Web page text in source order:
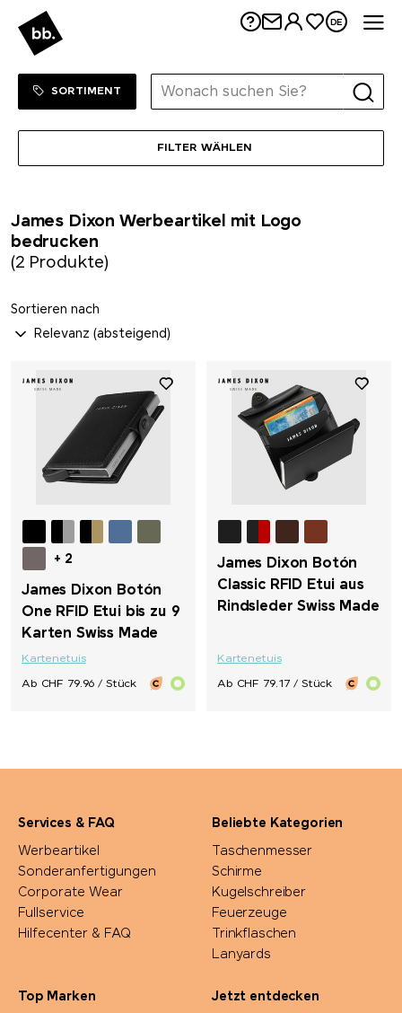
DE
ZUM SHOP
SORTIMENT
James Dixon Werbeartikel mit Logo
bedrucken
(2 Produkte)
FILTER WÄHLEN
Sortieren nach
+ 2
James Dixon Botón
One RFID Etui bis zu 9
Karten Swiss Made
Kartenetuis
Ab CHF 79.96 / Stück
James Dixon Botón
Classic RFID Etui aus
Rindsleder Swiss Made
Kartenetuis
Ab CHF 79.17 / Stück
Services & FAQ
Werbeartikel
Sonderanfertigungen
Corporate Wear
Fullservice
Hilfecenter & FAQ
Beliebte Kategorien
Taschenmesser
Schirme
Kugelschreiber
Feuerzeuge
Trinkflaschen
Lanyards
Top Marken
Jetzt entdecken
Kloster Kitchen
koziol
KÜBLER
LANDGARTEN
LARQ
LongLife®
M&M's
MAOAM
Mammut
MASCOT
Moleskine®
Native Spirit
Nimbus